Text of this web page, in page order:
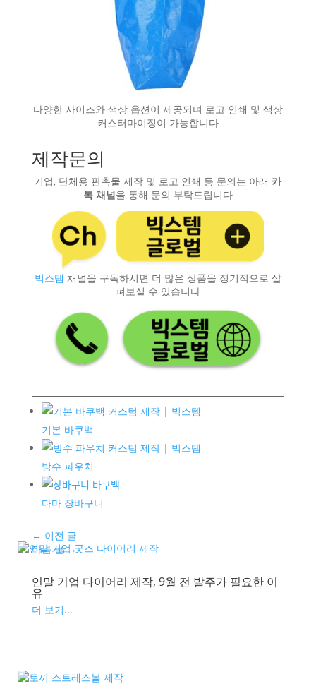
다양한 사이즈와 색상 옵션이 제공되며 로고 인쇄 및 색상
커스터마이징이 가능합니다
제작문의
기업, 단체용 판촉물 제작 및 로고 인쇄 등 문의는 아래 카
톡 채널을 통해 문의 부탁드립니다
빅스템 채널을 구독하시면 더 많은 상품을 정기적으로 살
펴보실 수 있습니다
기본 바쿠백
방수 파우치
다마 장바구니
← 이전 글
다음 글→
연말 기업 다이어리 제작, 9월 전 발주가 필요한 이
유
더 보기...